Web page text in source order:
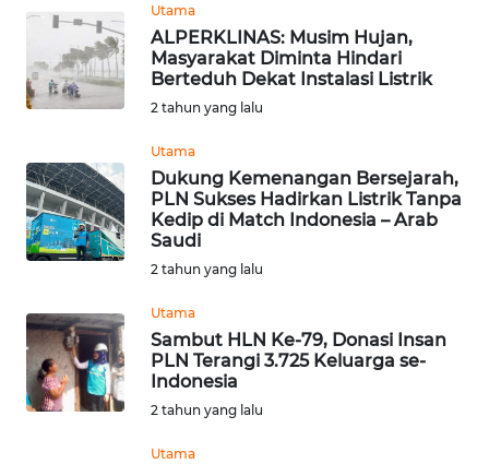
Utama
ALPERKLINAS: Musim Hujan,
Masyarakat Diminta Hindari
Berteduh Dekat Instalasi Listrik
2 tahun yang lalu
Utama
Dukung Kemenangan Bersejarah,
PLN Sukses Hadirkan Listrik Tanpa
Kedip di Match Indonesia – Arab
Saudi
2 tahun yang lalu
Utama
Sambut HLN Ke-79, Donasi Insan
PLN Terangi 3.725 Keluarga se-
Indonesia
2 tahun yang lalu
Utama
WN
MALUT
WN
WN
DANAU
TOBA
NIAS
WN
LANGKAT